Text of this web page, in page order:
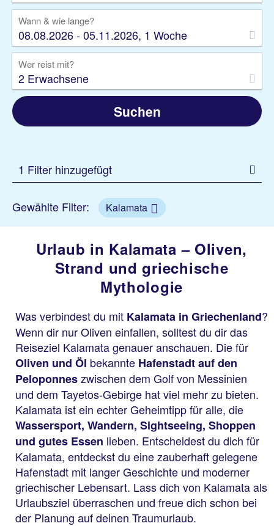
Wann & wie lange?
08.08.2026 - 05.11.2026, 1 Woche
Wer reist mit?
2 Erwachsene
Suchen
1 Filter hinzugefügt
Gewählte Filter: Kalamata
Urlaub in Kalamata – Oliven,
Strand und griechische
Mythologie
Was verbindest du mit Kalamata in Griechenland?
Wenn dir nur Oliven einfallen, solltest du dir das
Reiseziel Kalamata genauer anschauen. Die für
Oliven und Öl bekannte Hafenstadt auf den
Peloponneszwischen dem Golf von Messinien
und dem Tayetos-Gebirge hat viel mehr zu bieten.
Kalamata ist ein echter Geheimtipp für alle, die
Wassersport, Wandern, Sightseeing, Shoppen
und gutes Essen lieben. Entscheidest du dich für
Kalamata, entdeckst du eine zauberhaft gelegene
Hafenstadt mit langer Geschichte und moderner
griechischer Lebensart. Lass dich von Kalamata als
Urlaubsziel überraschen und freue dich schon bei
der Planung auf deinen Traumurlaub.